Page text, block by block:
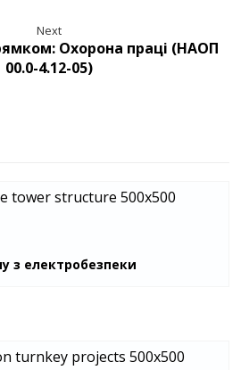
Next
Охорона праці (НАОП
00.0-4.12-05)
з електробезпеки